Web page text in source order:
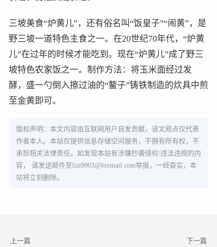
三坡美食“炉黄儿”，还有俗名叫“饭皇子”“闹黄”，是
野三坡一道特色主食之一。在20世纪70年代，“炉黄
儿”在过年的时候才能吃到。现在“炉黄儿”成了野三
坡特色农家饭之一。制作方法：将玉米面经过发
酵，盛一勺倒入擦过油的“鳌子”铸铁制造的炊具中煎
至金黄即可。
版权声明：本文内容由互联网用户自发贡献，该文观点仅代表
作者本人。本站仅提供信息存储空间服务，不拥有所有权，不
承担相关法律责任。如发现本站有涉嫌抄袭侵权/违法违规的内
容， 请发送邮件至lizi9903@foxmail.com举报，一经查实，本
站将立刻删除。
上一篇 下一篇